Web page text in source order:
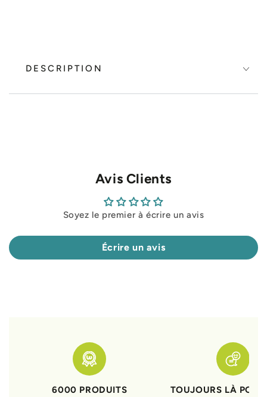
DESCRIPTION
Avis Clients
Soyez le premier à écrire un avis
Écrire un avis
6000 PRODUITS
TOUJOURS LÀ